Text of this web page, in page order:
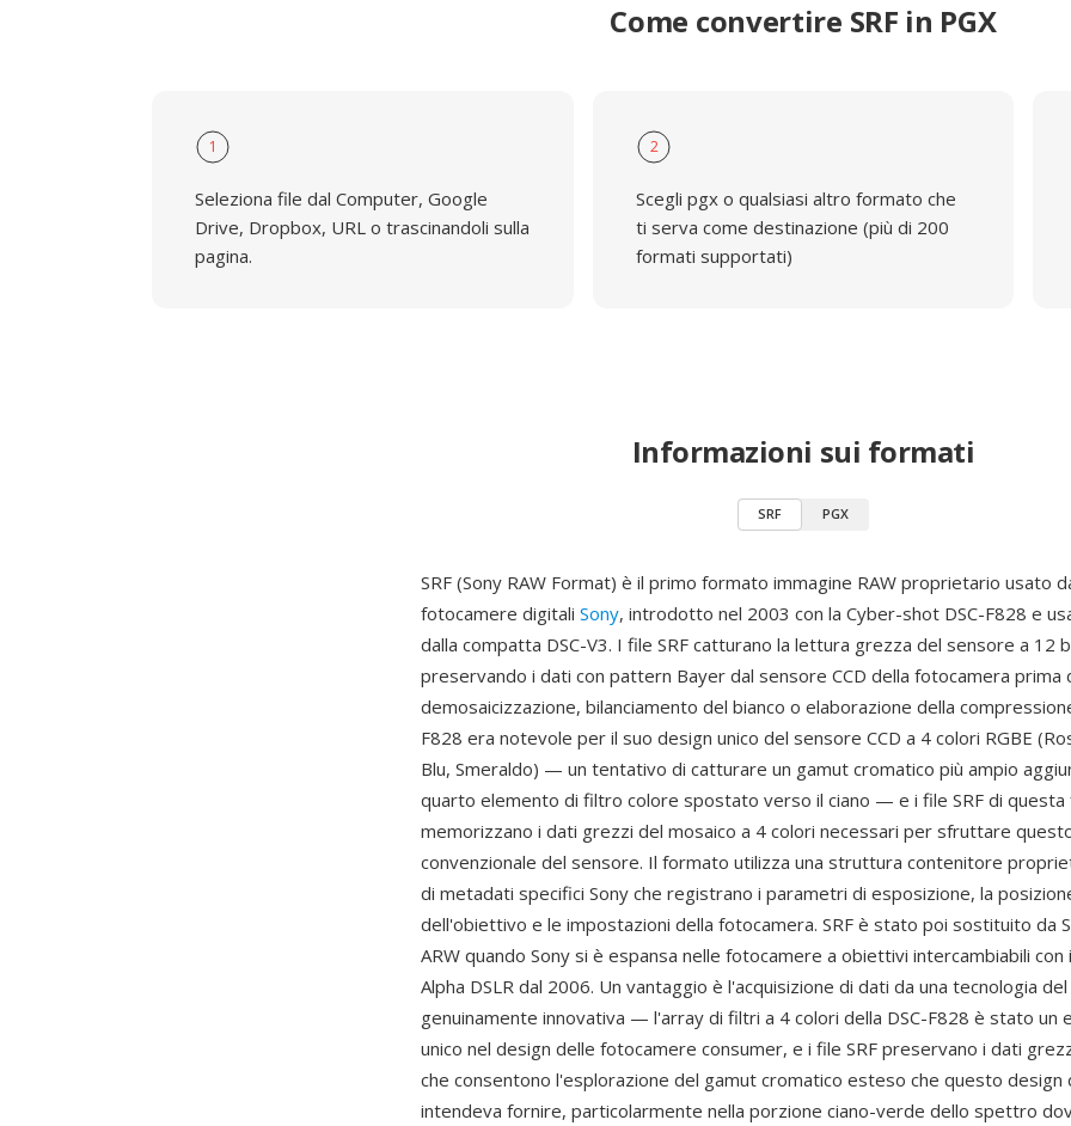
Come convertire SRF in PGX
1
Seleziona file dal Computer, Google
Drive, Dropbox, URL o trascinandoli sulla
pagina.
2
Scegli pgx o qualsiasi altro formato che
ti serva come destinazione (più di 200
formati supportati)
Informazioni sui formati
SRF PGX
SRF (Sony RAW Format) è il primo formato immagine RAW proprietario usato
fotocamere digitali Sony, introdotto nel 2003 con la Cyber-shot DSC-F828 e
dalla compatta DSC-V3. I file SRF catturano la lettura grezza del sensore a 12
preservando i dati con pattern Bayer dal sensore CCD della fotocamera prima
demosaicizzazione, bilanciamento del bianco o elaborazione della
F828 era notevole per il suo design unico del sensore CCD a 4 colori RGBE
Blu, Smeraldo) — un tentativo di catturare un gamut cromatico più ampio
quarto elemento di filtro colore spostato verso il ciano — e i file SRF di
memorizzano i dati grezzi del mosaico a 4 colori necessari per sfruttare
convenzionale del sensore. Il formato utilizza una struttura contenitore
di metadati specifici Sony che registrano i parametri di esposizione, la
dell'obiettivo e le impostazioni della fotocamera. SRF è stato poi sostituito da
ARW quando Sony si è espansa nelle fotocamere a obiettivi intercambiabili con
Alpha DSLR dal 2006. Un vantaggio è l'acquisizione di dati da una tecnologia
genuinamente innovativa — l'array di filtri a 4 colori della DSC-F828 è stato un
unico nel design delle fotocamere consumer, e i file SRF preservano i dati
che consentono l'esplorazione del gamut cromatico esteso che questo design
intendeva fornire, particolarmente nella porzione ciano-verde dello spettro